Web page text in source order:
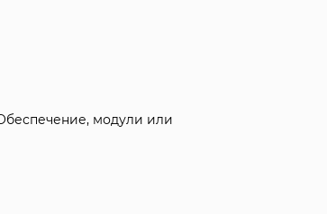
модули или